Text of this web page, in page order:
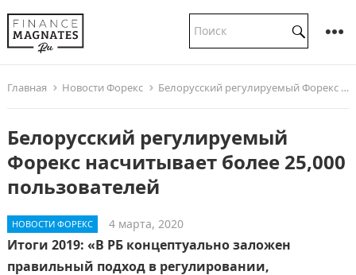
Главная Новости Форекс Белорусский регулируемый Форекс насчитывает более 25,000 пользователей
Белорусский регулируемый
Форекс насчитывает более 25,000
пользователей
НОВОСТИ ФОРЕКС 4 марта, 2020
Итоги 2019: «В РБ концептуально заложен
правильный подход в регулировании,